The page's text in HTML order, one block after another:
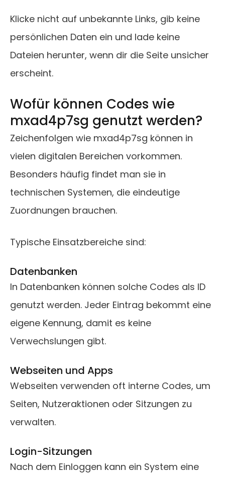
Klicke nicht auf unbekannte Links, gib keine
persönlichen Daten ein und lade keine
Dateien herunter, wenn dir die Seite unsicher
erscheint.
Wofür können Codes wie
mxad4p7sg genutzt werden?
Zeichenfolgen wie mxad4p7sg können in
vielen digitalen Bereichen vorkommen.
Besonders häufig findet man sie in
technischen Systemen, die eindeutige
Zuordnungen brauchen.
Typische Einsatzbereiche sind:
Datenbanken
In Datenbanken können solche Codes als ID
genutzt werden. Jeder Eintrag bekommt eine
eigene Kennung, damit es keine
Verwechslungen gibt.
Webseiten und Apps
Webseiten verwenden oft interne Codes, um
Seiten, Nutzeraktionen oder Sitzungen zu
verwalten.
Login-Sitzungen
Nach dem Einloggen kann ein System eine